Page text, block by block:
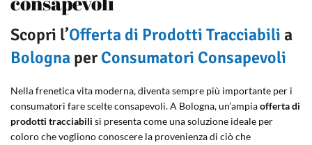
Scopri l’Offerta di Prodotti Tracciabili a
Bologna per Consumatori Consapevoli
Nella frenetica vita moderna, diventa sempre più importante per i
consumatori fare scelte consapevoli. A Bologna, un’ampiaofferta di
prodotti tracciabili si presenta come una soluzione ideale per
coloro che vogliono conoscere la provenienza di ciò che